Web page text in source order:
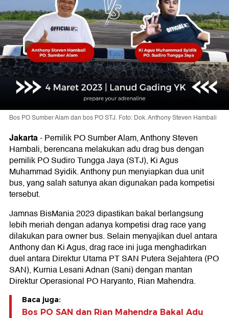
Bos PO Sumber Alam dan bos PO STJ. Foto: Dok. Anthony Steven Hambali
Jakarta-Pemilik PO Sumber Alam, Anthony Steven
Hambali, berencana melakukan adu drag bus dengan
pemilik PO Sudiro Tungga Jaya (STJ), Ki Agus
Muhammad Syidik. Anthony pun menyiapkan dua unit
bus, yang salah satunya akan digunakan pada kompetisi
tersebut.
Jamnas BisMania 2023 dipastikan bakal berlangsung
lebih meriah dengan adanya kompetisi drag race yang
dilakukan para owner bus. Selain menyajikan duel antara
Anthony dan Ki Agus, drag race ini juga menghadirkan
duel antara Direktur Utama PT SAN Putera Sejahtera (PO
SAN), Kurnia Lesani Adnan (Sani) dengan mantan
Direktur Operasional PO Haryanto, Rian Mahendra.
Baca juga:
Bos PO SAN dan Rian Mahendra Bakal Adu